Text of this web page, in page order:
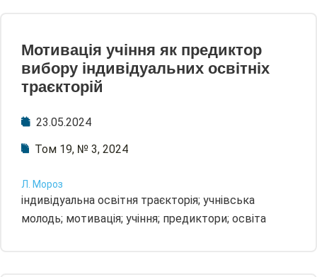
Мотивація учіння як предиктор
вибору індивідуальних освітніх
траєкторій
23.05.2024
Том 19, № 3, 2024
Л. Мороз
індивідуальна освітня траєкторія; учнівська
молодь; мотивація; учіння; предиктори; освіта